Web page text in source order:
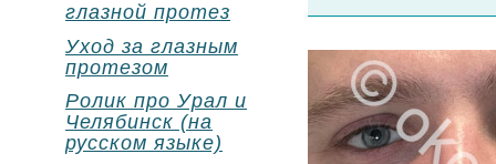
глазной протез
Уход за глазным
протезом
Ролик про Урал и
Челябинск (на
русском языке)